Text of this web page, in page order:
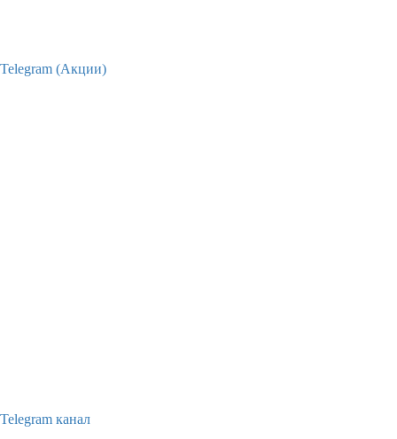
Telegram (Акции)
Telegram канал